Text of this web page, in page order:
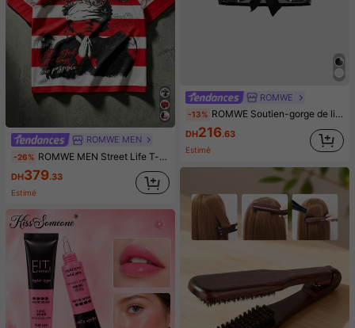
ROMWE MEN
-26% ROMWE MEN Street Life T-shirt polo col polo manches courtes décontracté pour hommes 2026, style universitaire, imprimé rayé
DH379.33
Estimé
ROMWE
-13% ROMWE Soutien-gorge de lingerie en jacquard à oeillets avec coupes en dentelle et imprimé tête de mort gothique sombre
DH216.63
Estimé